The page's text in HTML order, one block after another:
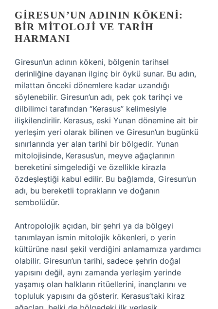
GIRESUN’UN ADININ KÖKENI:
BIR MITOLOJI VE TARIH
HARMANI
Giresun’un adının kökeni, bölgenin tarihsel
derinliğine dayanan ilginç bir öykü sunar. Bu adın,
milattan önceki dönemlere kadar uzandığı
söylenebilir. Giresun’un adı, pek çok tarihçi ve
dilbilimci tarafından “Kerasus” kelimesiyle
ilişkilendirilir. Kerasus, eski Yunan dönemine ait bir
yerleşim yeri olarak bilinen ve Giresun’un bugünkü
sınırlarında yer alan tarihi bir bölgedir. Yunan
mitolojisinde, Kerasus’un, meyve ağaçlarının
bereketini simgelediği ve özellikle kirazla
özdeşleştiği kabul edilir. Bu bağlamda, Giresun’un
adı, bu bereketli toprakların ve doğanın
sembolüdür.
Antropolojik açıdan, bir şehri ya da bölgeyi
tanımlayan ismin mitolojik kökenleri, o yerin
kültürüne nasıl şekil verdiğini anlamamıza yardımcı
olabilir. Giresun’un tarihi, sadece şehrin doğal
yapısını değil, aynı zamanda yerleşim yerinde
yaşamış olan halkların ritüellerini, inançlarını ve
topluluk yapısını da gösterir. Kerasus’taki kiraz